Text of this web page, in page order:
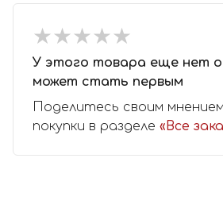
★★★★★
★★★★★
У этого товара еще нет
может стать первым
Поделитесь своим
покупки в разделе «Все